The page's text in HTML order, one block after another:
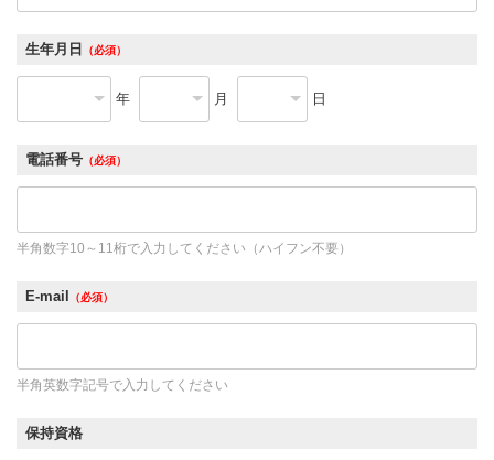
生年月日 （必須）
年 月 日
電話番号 （必須）
半角数字10～11桁で入力してください（ハイフン不要）
E-mail （必須）
半角英数字記号で入力してください
保持資格